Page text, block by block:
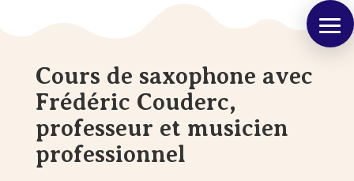
Cours de saxophone avec
Frédéric Couderc,
professeur et musicien
professionnel